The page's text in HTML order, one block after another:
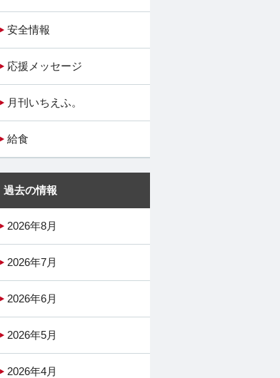
安全情報
応援メッセージ
月刊いちえふ。
給食
過去の情報
2026年8月
2026年7月
2026年6月
2026年5月
2026年4月